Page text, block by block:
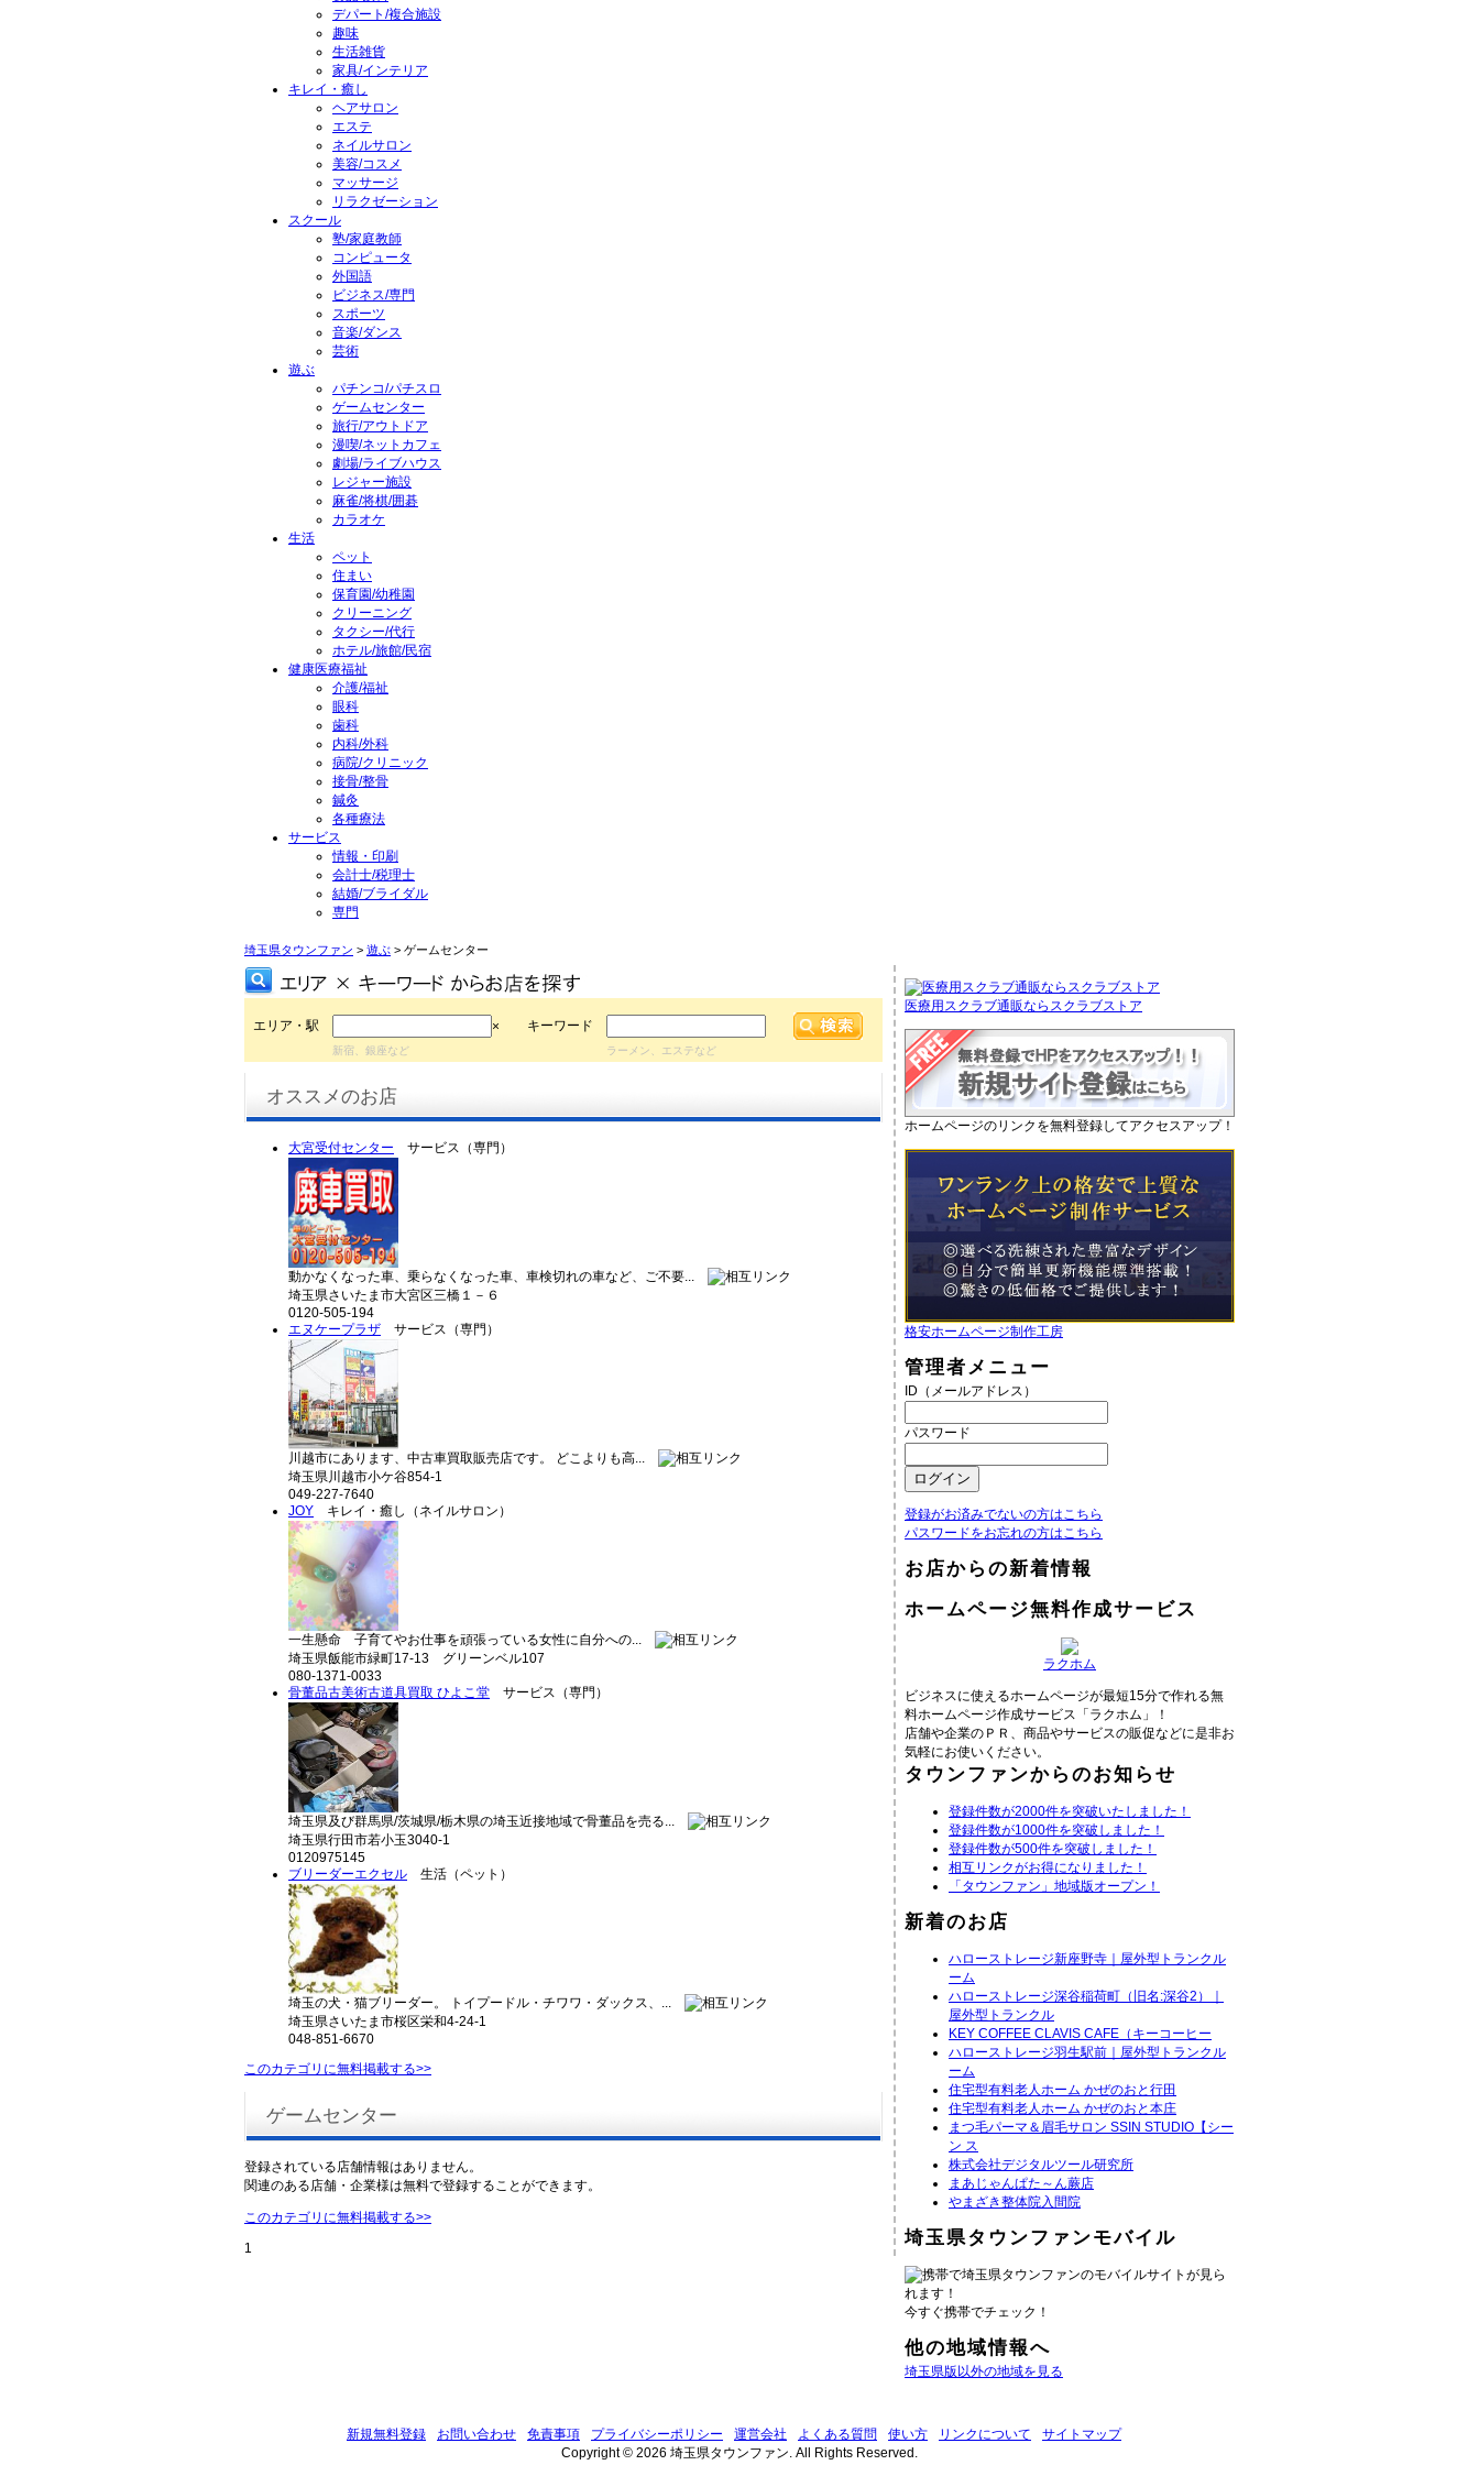
デパート/複合施設
趣味
生活雑貨
家具/インテリア
キレイ・癒し
ヘアサロン
エステ
ネイルサロン
美容/コスメ
マッサージ
リラクゼーション
スクール
塾/家庭教師
コンピュータ
外国語
ビジネス/専門
スポーツ
音楽/ダンス
芸術
遊ぶ
パチンコ/パチスロ
ゲームセンター
旅行/アウトドア
漫喫/ネットカフェ
劇場/ライブハウス
レジャー施設
麻雀/将棋/囲碁
カラオケ
生活
ペット
住まい
保育園/幼稚園
クリーニング
タクシー/代行
ホテル/旅館/民宿
健康医療福祉
介護/福祉
眼科
歯科
内科/外科
病院/クリニック
接骨/整骨
鍼灸
各種療法
サービス
情報・印刷
会計士/税理士
結婚/ブライダル
専門
埼玉県タウンファン > 遊ぶ > ゲームセンター
エリア・駅 × キーワード
新宿、銀座など ラーメン、エステなど
オススメのお店
大宮受付センター サービス（専門）
動かなくなった車、乗らなくなった車、車検切れの車など、ご不要...
埼玉県さいたま市大宮区三橋１－６
0120-505-194
エヌケープラザ サービス（専門）
川越市にあります、中古車買取販売店です。 どこよりも高...
埼玉県川越市小ケ谷854-1
049-227-7640
JOY キレイ・癒し（ネイルサロン）
一生懸命 子育てやお仕事を頑張っている女性に自分への...
埼玉県飯能市緑町17-13 グリーンベル107
080-1371-0033
骨董品古美術古道具買取 ひよこ堂 サービス（専門）
埼玉県及び群馬県/茨城県/栃木県の埼玉近接地域で骨董品を売る...
埼玉県行田市若小玉3040-1
0120975145
ブリーダーエクセル 生活（ペット）
埼玉の犬・猫ブリーダー。 トイプードル・チワワ・ダックス、...
埼玉県さいたま市桜区栄和4-24-1
048-851-6670
このカテゴリに無料掲載する>>
ゲームセンター
登録されている店舗情報はありません。
関連のある店舗・企業様は無料で登録することができます。
このカテゴリに無料掲載する>>
1
医療用スクラブ通販ならスクラブストア
ホームページのリンクを無料登録してアクセスアップ！
格安ホームページ制作工房
管理者メニュー
ID（メールアドレス）
パスワード
登録がお済みでないの方はこちら
パスワードをお忘れの方はこちら
お店からの新着情報
ホームページ無料作成サービス
ラクホム
ビジネスに使えるホームページが最短15分で作れる無
料ホームページ作成サービス「ラクホム」！
店舗や企業のＰＲ、商品やサービスの販促などに是非お
気軽にお使いください。
タウンファンからのお知らせ
登録件数が2000件を突破いたしました！
登録件数が1000件を突破しました！
登録件数が500件を突破しました！
相互リンクがお得になりました！
「タウンファン」地域版オープン！
新着のお店
ハローストレージ新座野寺｜屋外型トランクル
ーム
ハローストレージ深谷稲荷町（旧名:深谷2）｜
屋外型トランクル
KEY COFFEE CLAVIS CAFE（キーコーヒー
ハローストレージ羽生駅前｜屋外型トランクル
ーム
住宅型有料老人ホーム かぜのおと行田
住宅型有料老人ホーム かぜのおと本庄
まつ毛パーマ＆眉毛サロン SSIN STUDIO【シー
ン ス
株式会社デジタルツール研究所
まあじゃんぱた～ん蕨店
やまざき整体院入間院
埼玉県タウンファンモバイル
携帯で埼玉県タウンファンのモバイルサイトが見ら
れます！
今すぐ携帯でチェック！
他の地域情報へ
埼玉県版以外の地域を見る
新規無料登録 お問い合わせ 免責事項 プライバシーポリシー 運営会社 よくある質問 使い方 リンクについて
サイトマップ
Copyright © 2026 埼玉県タウンファン. All Rights Reserved.